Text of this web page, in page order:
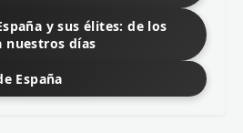
y sus élites: de los
nuestros días
España